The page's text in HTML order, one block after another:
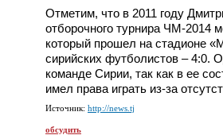
Отметим, что в 2011 году
отборочного турнира ЧМ-2014
который прошел на стадионе
сирийских футболистов – 4:0.
команде Сирии, так как в ее
имел права играть из-за
Источник: http://news.tj
обсудить